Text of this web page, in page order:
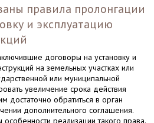
правила пролонгации
и эксплуатацию
договоры на установку и
на земельных участках или
или муниципальной
увеличение срока действия
достаточно обратиться в орган
дополнительного соглашения.
реализации такого права.